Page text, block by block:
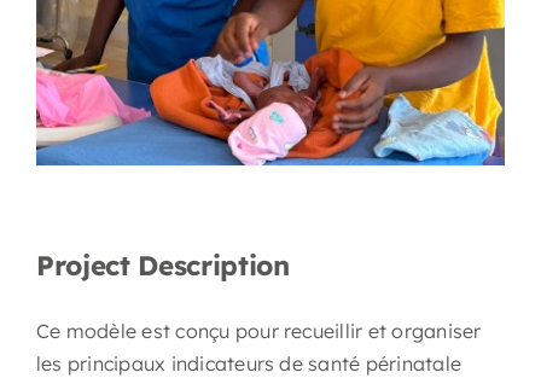
Project Description
Ce modèle est conçu pour recueillir et organiser
les principaux indicateurs de santé périnatale